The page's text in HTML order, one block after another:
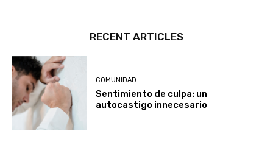
RECENT ARTICLES
Sentimiento de culpa: un
autocastigo innecesario